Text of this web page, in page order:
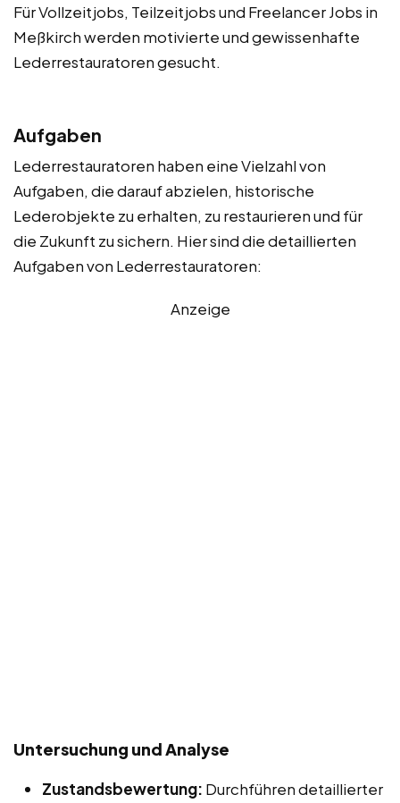
Für Vollzeitjobs, Teilzeitjobs und Freelancer Jobs in
Meßkirch werden motivierte und gewissenhafte
Lederrestauratoren gesucht.
Aufgaben
Lederrestauratoren haben eine Vielzahl von
Aufgaben, die darauf abzielen, historische
Lederobjekte zu erhalten, zu restaurieren und für
die Zukunft zu sichern. Hier sind die detaillierten
Aufgaben von Lederrestauratoren:
Anzeige
Untersuchung und Analyse
Zustandsbewertung: Durchführen detaillierter